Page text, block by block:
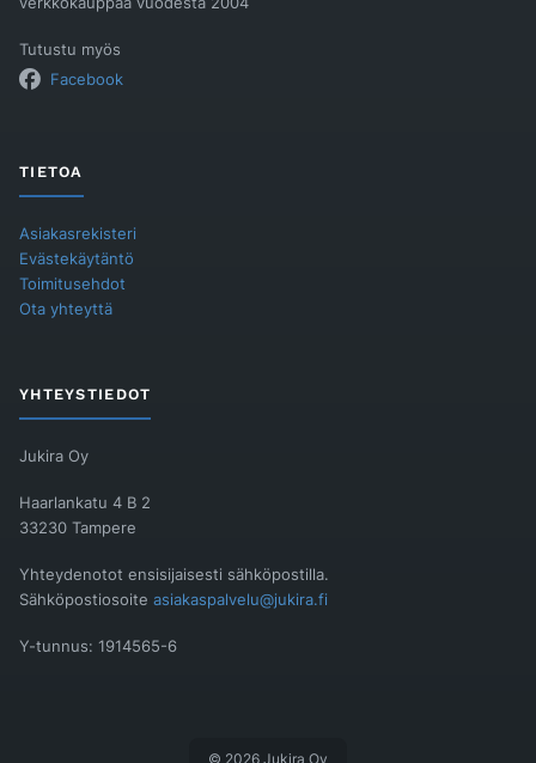
Tutustu myös
Facebook
TIETOA
Asiakasrekisteri
Evästekäytäntö
Toimitusehdot
Ota yhteyttä
YHTEYSTIEDOT
Jukira Oy
Haarlankatu 4 B 2
33230 Tampere
Yhteydenotot ensisijaisesti sähköpostilla.
Sähköpostiosoite asiakaspalvelu@jukira.fi
Y-tunnus: 1914565-6
© 2026 Jukira Oy